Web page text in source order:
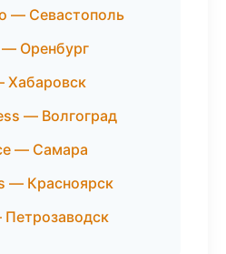
— Севастополь
Оренбург
Хабаровск
— Волгоград
— Самара
— Красноярск